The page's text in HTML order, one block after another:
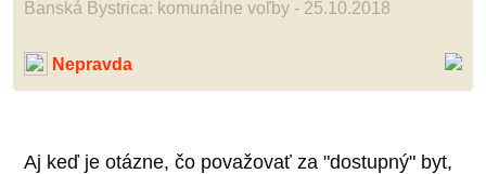
Banská Bystrica: komunálne voľby - 25.10.2018
Nepravda
Aj keď je otázne, čo považovať za "dostupný" byt,